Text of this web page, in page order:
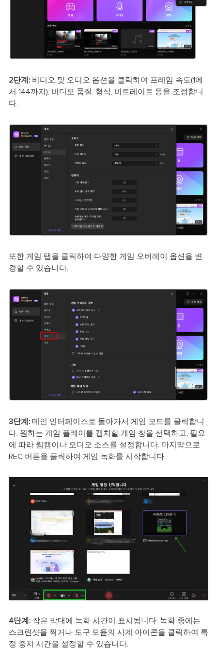
2단계: 비디오 및 오디오 옵션을 클릭하여 프레임 속도(1에
서 144까지), 비디오 품질, 형식, 비트레이트 등을 조정합니
다.
또한 게임 탭을 클릭하여 다양한 게임 오버레이 옵션을 변
경할 수 있습니다.
3단계:메인 인터페이스로 돌아가서 게임 모드를 클릭합니
다. 원하는 게임 플레이를 캡처할 게임 창을 선택하고, 필요
에 따라 웹캠이나 오디오 소스를 설정합니다. 마지막으로
REC 버튼을 클릭하여 게임 녹화를 시작합니다.
4단계:작은 막대에 녹화 시간이 표시됩니다. 녹화 중에는
스크린샷을 찍거나 도구 모음의 시계 아이콘을 클릭하여 특
정 중지 시간을 설정할 수 있습니다.